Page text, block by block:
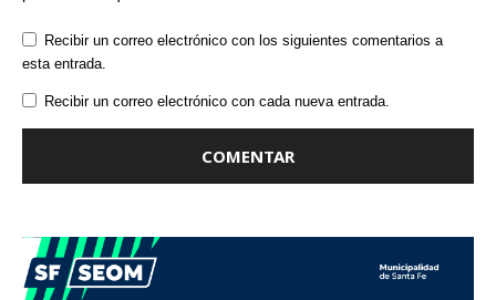
Recibir un correo electrónico con los siguientes comentarios a
esta entrada.
Recibir un correo electrónico con cada nueva entrada.